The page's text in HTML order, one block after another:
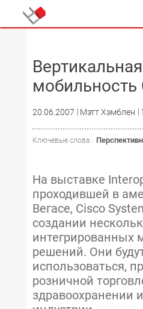
Вертикальная
мобильность
20.06.2007 Мэтт Хэмблен
Ключевые слова :
На выставке
проходившей в
Вегасе, Cisco
создании
интегрированных
решений. Они
использоваться,
розничной
здравоохранении